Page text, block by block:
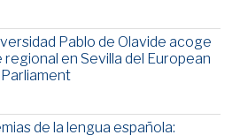
Pablo de Olavide acoge
regional en Sevilla del European
de la lengua española: